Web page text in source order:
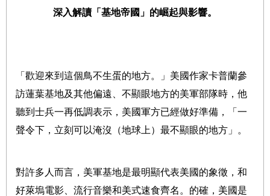
深入解讀「基地帝國」的崛起與影響。
「歡迎來到這個鳥不生蛋的地方。」美國作家卡普蘭參
訪蓮葉基地及其他偏遠、不顯眼地方的美軍部隊時，他
聽到士兵一再低調表示，美國軍方已經做好準備，「一
聲令下，立刻可以淹沒（地球上）最不顯眼的地方」。
對許多人而言，美軍基地是最明顯代表美國的象徵，和
好萊塢電影、流行音樂和美式速食齊名。的確，美國是